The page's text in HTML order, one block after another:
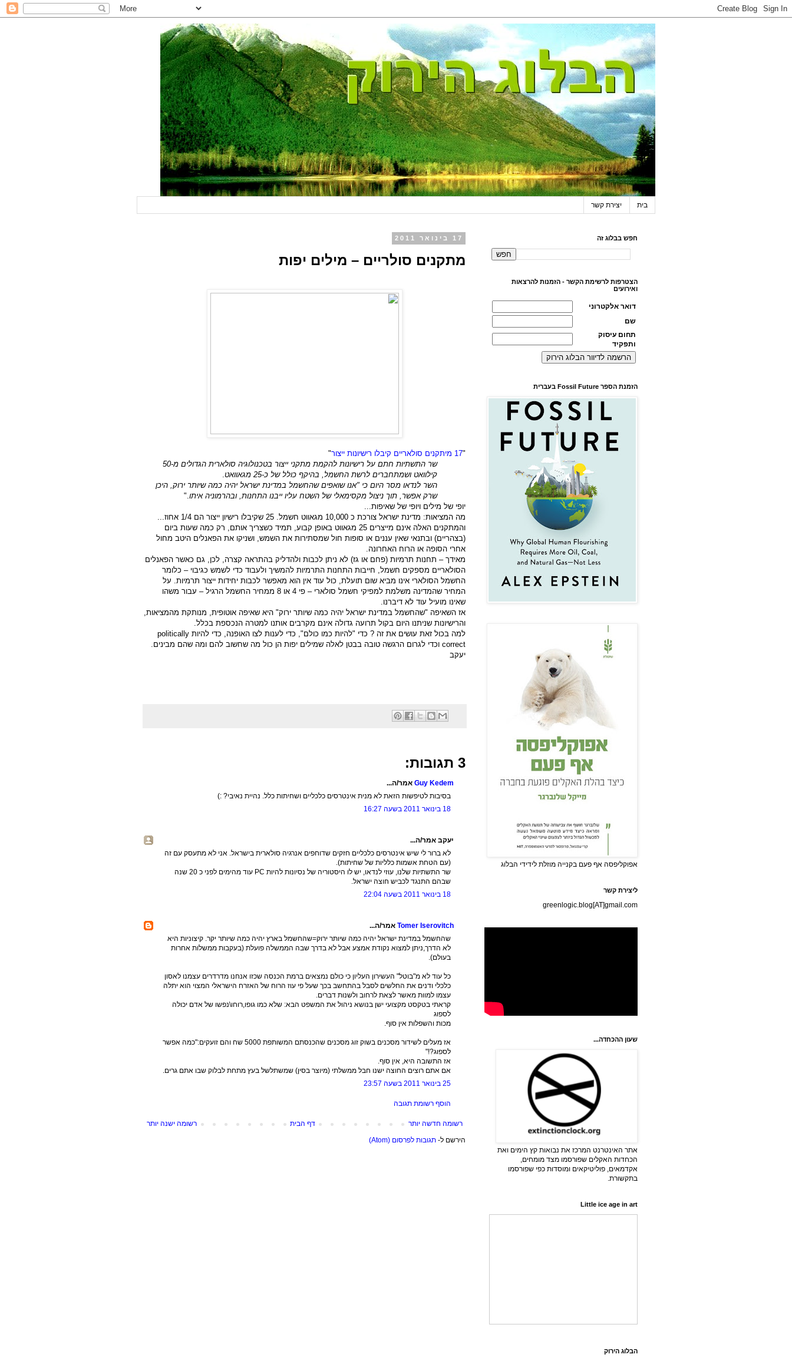
בית יצירת קשר
17 בינואר 2011
מתקנים סולריים – מילים יפות
"17 מיתקנים סולאריים קיבלו רישיונות ייצור
"
שר התשתיות חתם על רישיונות להקמת מתקני ייצור בטכנולוגיה סולארית הגדולים מ-50
קילוואט ושמתחברים לרשת החשמל, בהיקף כולל של כ-25 מגאוואט
השר לנדאו מסר היום כי "אנו שואפים שהחשמל במדינת ישראל יהיה כמה שיותר ירוק, היכן
שרק אפשר, תוך ניצול מקסימאלי של השטח עליו ייבנו התחנות, ובהרמוניה איתו ."
יופי של מילים ויופי של שאיפות...
מה המציאות: מדינת ישראל צורכת כ 10,000 מגאווט חשמל. 25 שקיבלו רישיון ייצור הם 1/4 אחוז...
והמתקנים האלה אינם מייצרים 25 מגאווט באופן קבוע, תמיד כשצריך אותם, רק כמה שעות ביום
(בצהריים) ובתנאי שאין עננים או סופות חול שמסתירות את השמש, ושניקו את הפאנלים היטב מחול
אחרי הסופה או הרוח האחרונה.
מאידך – תחנות תרמיות (פחם או גז) לא ניתן לכבות ולהדליק בהתראה קצרה, לכן, גם כאשר הפאנלים
הסולאריים מספקים חשמל, חייבות התחנות התרמיות להמשיך ולעבוד כדי לשמש כגיבוי – כלומר
החשמל הסולארי אינו מביא שום תועלת, כול עוד אין הוא מאפשר לכבות יחידות ייצור תרמיות. על
המחיר שהמדינה משלמת למפיקי חשמל סולארי – פי 4 או 8 ממחיר החשמל הרגיל – עבור משהו
שאינו מועיל עוד לא דיברנו.
אז השאיפה "שהחשמל במדינת ישראל יהיה כמה שיותר ירוק" היא שאיפה אוטופית, מנותקת מהמציאות,
והרישיונות שניתנו היום בקול תרועה גדולה אינם מקרבים אותנו למטרה הנכספת בכלל.
למה בכול זאת עושים את זה ? כדי "להיות כמו כולם", כדי לענות לצו האופנה, כדי להיות politically
correct וכדי לגרום הרגשה טובה בבטן לאלה שמילים יפות הן כול מה שחשוב להם ומה שהם מבינים.
יעקב
3 תגובות:
Guy Kedem אמר/ה...
בסיבות לטיפשות הזאת לא מנית אינטרסים כלכליים ושחיתות כלל. נהיית נאיבי? :)
18 בינואר 2011 בשעה 16:27
יעקב אמר/ה...
לא ברור לי שיש אינטרסים כלכליים חזקים שדוחפים אנרגיה סולארית בישראל. אני לא מתעסק עם זה
(עם הטחת אשמות כלליות של שחיתות).
שר התשתיות שלנו, עוזי לנדאו, יש לו היסטוריה של נסיונות להיות PC עוד מהימים לפני כ 20 שנה
שבהם התנגד לכביש חוצה ישראל.
18 בינואר 2011 בשעה 22:04
Tomer Iserovitch אמר/ה...
שהחשמל במדינת ישראל יהיה כמה שיותר ירוק=שהחשמל בארץ יהיה כמה שיותר יקר. קיצוניות היא
לא הדרך,ניתן למצוא נקודת אמצע אבל לא בדרך שבה הממשלה פועלת (בעקבות ממשלות אחרות
בעולם).
כל עוד לא מ"בוטל" העשירון העליון כי כולם נמצאים ברמת הכנסה שכזו אנחנו מדרדרים עצמנו לאסון
כלכלי ודנים את החלשים לסבל בהתחשב בכך שעל פי עוז הרוח של האזרח הישראלי המצוי הוא יתלה
עצמו למוות מאשר לצאת לרחוב ולשנות דברים.
קראתי בטקסט מקצועי ישן בנושא ניהול את המשפט הבא: שלא כמו גופו,רוחו\נפשו של אדם יכולה
לספוג
מכות והשפלות אין סוף.
אז מעלים לשידור מסכנים בשוק זוג מסכנים שהכנסתם המשותפת 5000 שח והם זועקים:"כמה אפשר
לספוג?!"
אז התשובה היא, אין סוף.
אם אתם רוצים החוצה ישנו חבל ממשלתי (מיוצר בסין) שמשתלשל בעץ מתחת לבלוק שבו אתם גרים.
25 בינואר 2011 בשעה 23:57
הוסף רשומת תגובה
רשומה חדשה יותר רשומה ישנה יותר
דף הבית
הירשם ל- תגובות לפרסום (Atom)
חפש בבלוג זה
הצטרפות לרשימת הקשר - הזמנות להרצאות
ואירועים
דואר אלקטרוני
שם
תחום עיסוק
ותפקיד
הזמנת הספר Fossil Future בעברית
אפוקליפסה אף פעם בקנייה מוזלת לידידי הבלוג
ליצירת קשר
greenlogic.blog[AT]gmail.com
שעון ההכחדה...
אתר האינטרנט המרכז את נבואות קץ הימים ואת
הכחדות האקלים שפורסמו מצד מומחים,
אקדמאים, פוליטיקאים ומוסדות כפי שפורסמו
בתקשורת.
Little ice age in art
הבלוג הירוק